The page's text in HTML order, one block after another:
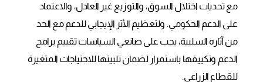
مع تحديات اختلال السوق، والتوزيع غير العادل، والاعتماد
على الدعم الحكومي. ولتعظيم الأثر الإيجابي للدعم مع الحد
من آثاره السلبية، يجب على صانعي السياسات تقييم برامج
الدعم وتكييفها باستمرار لضمان تلبيتها للاحتياجات المتغيرة
للقطاع الزراعي.